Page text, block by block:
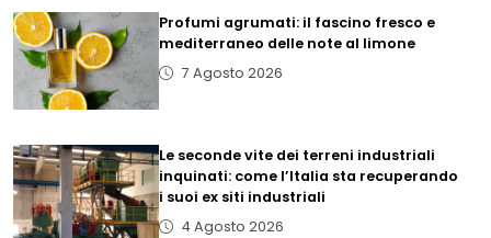
Profumi agrumati: il fascino fresco e
mediterraneo delle note al limone
7 Agosto 2026
Le seconde vite dei terreni industriali
inquinati: come l’Italia sta recuperando
i suoi ex siti industriali
4 Agosto 2026